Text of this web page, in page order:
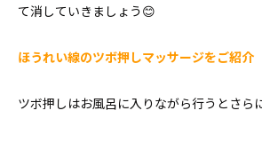
て消していきましょう😊
ほうれい線のツボ押しマッサージをご紹介
ツボ押しはお風呂に入りながら行うとさら